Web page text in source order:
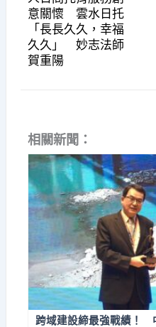
意關懷 雲水日托
「長長久久，幸福
久久」 妙志法師
賀重陽
相關新聞：
跨域建設締最強戰績！